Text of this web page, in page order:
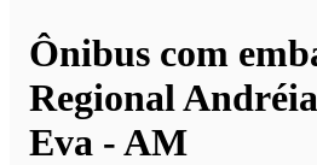
Ônibus com
Regional
Eva - AM